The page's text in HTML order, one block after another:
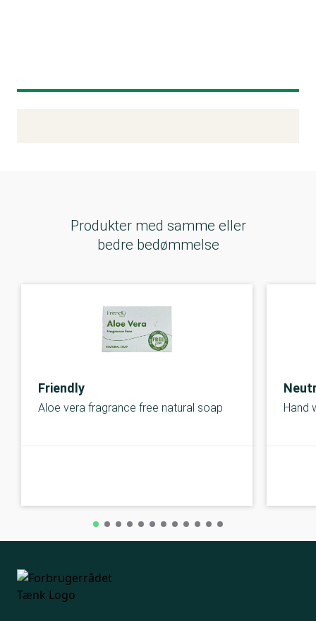
Produkter med samme eller
bedre bedømmelse
Friendly
Aloe vera fragrance free natural soap Hand